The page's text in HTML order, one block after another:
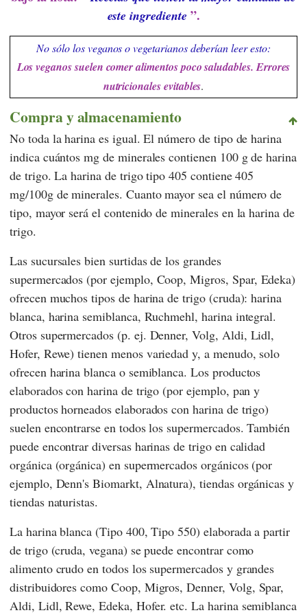
este ingrediente ”.
No sólo los veganos o vegetarianos deberían leer esto:
Los veganos suelen comer alimentos poco saludables. Errores
nutricionales evitables.
Compra y almacenamiento
No toda la harina es igual. El número de tipo de harina
indica cuántos mg de minerales contienen 100 g de harina
de trigo. La harina de trigo tipo 405 contiene 405
mg/100g de minerales. Cuanto mayor sea el número de
tipo, mayor será el contenido de minerales en la harina de
trigo.
Las sucursales bien surtidas de los grandes
supermercados (por ejemplo, Coop,Migros, Spar, Edeka)
ofrecen muchos tipos de harina de trigo (cruda): harina
blanca, harina semiblanca, Ruchmehl, harina integral.
Otros supermercados (p. ej. Denner,Volg, Aldi, Lidl,
Hofer, Rewe) tienen menos variedad y, a menudo, solo
ofrecen harina blanca o semiblanca. Los productos
elaborados con harina de trigo (por ejemplo, pan y
productos horneados elaborados con harina de trigo)
suelen encontrarse en todos los supermercados. También
puede encontrar diversas harinas de trigo en calidad
orgánica (orgánica) en supermercados orgánicos (por
ejemplo, Denn's Biomarkt, Alnatura), tiendas orgánicas y
tiendas naturistas.
La harina blanca (Tipo 400, Tipo 550) elaborada a partir
de trigo (cruda, vegana) se puede encontrar como
alimento crudo en todos los supermercados y grandes
distribuidores como Coop, Migros,Denner, Volg, Spar,
Aldi, Lidl,Rewe,Edeka, Hofer. etc. La harina semiblanca